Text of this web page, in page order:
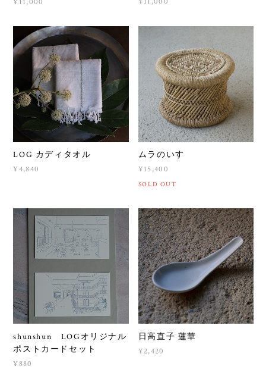
¥11,000
LOG カディタオル
¥4,840
ムラのいす
¥15,400
SOLD OUT
shunshun LOGオリジナル
ポストカードセット
¥880
日高直子 蓮華
¥2,420